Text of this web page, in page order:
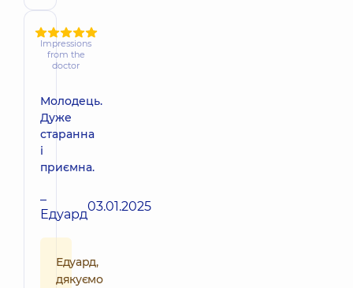
Impressions
from the
doctor
Молодець.
Дуже
старанна
і
приємна.
–
Едуард03.01.2025
Едуард,
дякуємо